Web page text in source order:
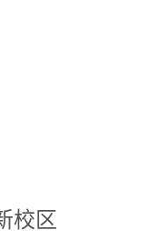
校区